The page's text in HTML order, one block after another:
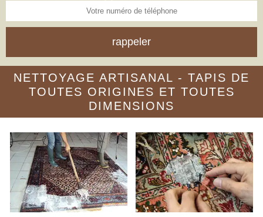
NETTOYAGE ARTISANAL - TAPIS DE
TOUTES ORIGINES ET TOUTES
DIMENSIONS